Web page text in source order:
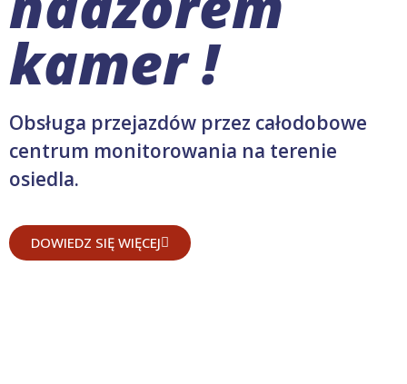
kamer !
Obsługa przejazdów przez całodobowe
centrum monitorowania na terenie
osiedla.
DOWIEDZ SIĘ WIĘCEJ